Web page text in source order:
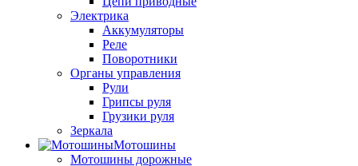
Электрика
Аккумуляторы
Реле
Поворотники
Органы управления
Рули
Грипсы руля
Грузики руля
Зеркала
Мотошины
Мотошины дорожные